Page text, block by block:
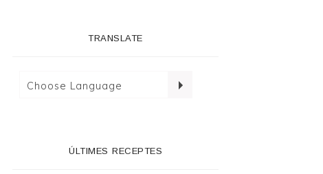
TRANSLATE
ÚLTIMES RECEPTES